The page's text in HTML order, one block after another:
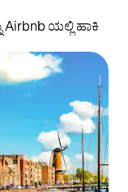
Airbnb ಯಲ್ಲಿ ಹಾಕಿ